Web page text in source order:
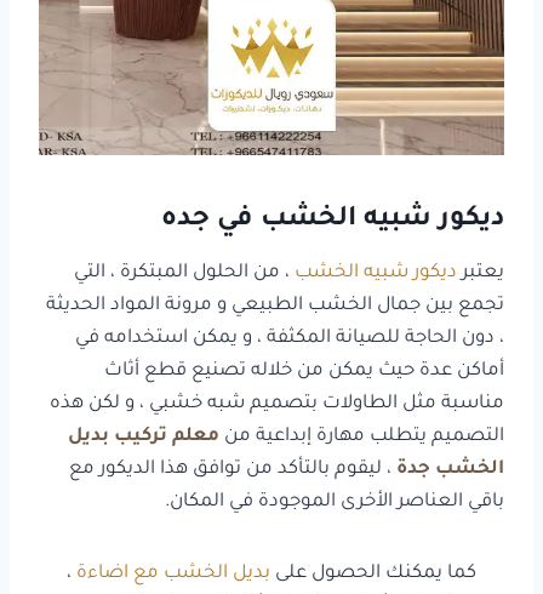
ديكور شبيه الخشب في جده
يعتبر ديكور شبيه الخشب ، من الحلول المبتكرة ، التي
تجمع بين جمال الخشب الطبيعي و مرونة المواد الحديثة
، دون الحاجة للصيانة المكثفة ، و يمكن استخدامه في
أماكن عدة حيث يمكن من خلاله تصنيع قطع أثاث
مناسبة مثل الطاولات بتصميم شبه خشبي ، و لكن هذه
التصميم يتطلب مهارة إبداعية من معلم تركيب بديل
الخشب جدة ، ليقوم بالتأكد من توافق هذا الديكور مع
باقي العناصر الأخرى الموجودة في المكان.
كما يمكنك الحصول على بديل الخشب مع اضاءة ،